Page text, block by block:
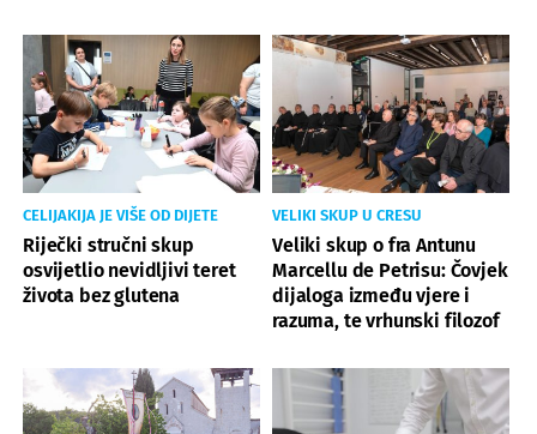
CELIJAKIJA JE VIŠE OD DIJETE
Riječki stručni skup
osvijetlio nevidljivi teret
života bez glutena
VELIKI SKUP U CRESU
Veliki skup o fra Antunu
Marcellu de Petrisu: Čovjek
dijaloga između vjere i
razuma, te vrhunski filozof